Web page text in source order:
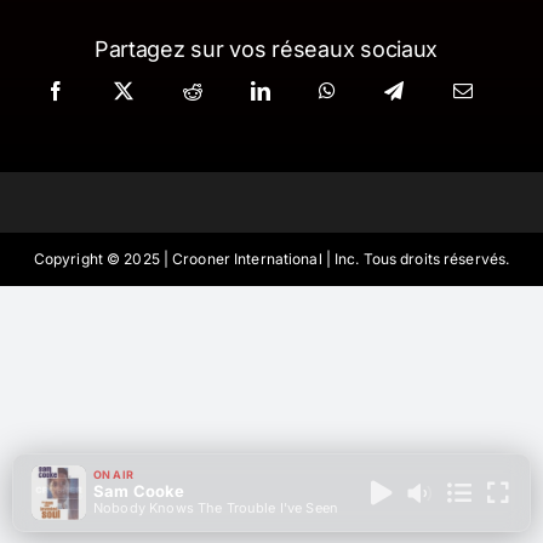
Contact
Partagez sur vos réseaux sociaux
Copyright © 2025 | Crooner International | Inc. Tous droits réservés.
ON AIR
Sam Cooke
Nobody Knows The Trouble I've Seen